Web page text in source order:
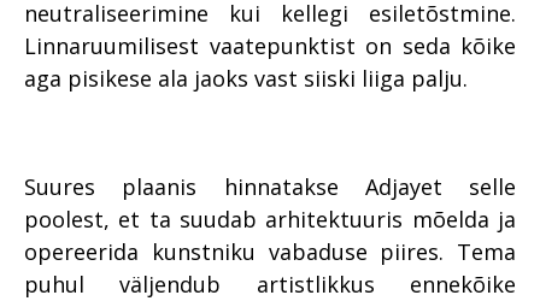
neutraliseerimine kui kellegi esiletõstmine.
Linnaruumilisest vaatepunktist on seda kõike
aga pisikese ala jaoks vast siiski liiga palju.
Suures plaanis hinnatakse Adjayet selle
poolest, et ta suudab arhitektuuris mõelda ja
opereerida kunstniku vabaduse piires. Tema
puhul väljendub artistlikkus ennekõike